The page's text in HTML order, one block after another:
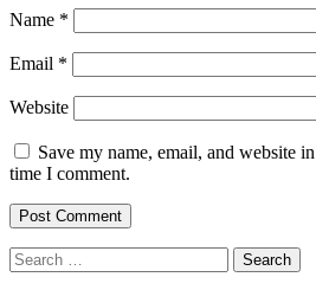
Name *
Email *
Website
Save my name, email, and website
time I comment.
Search
for: